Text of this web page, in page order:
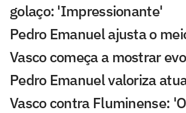
golaço: 'Impressionante'
Pedro Emanuel ajusta o
Vasco começa a mostrar
Pedro Emanuel valoriza
Vasco contra Fluminense: